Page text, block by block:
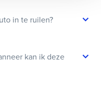
in te ruilen?
kan ik deze